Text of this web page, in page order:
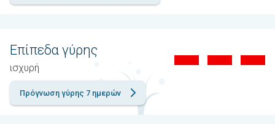
Επίπεδα γύρης
ισχυρή
Πρόγνωση γύρης 7 ημερών